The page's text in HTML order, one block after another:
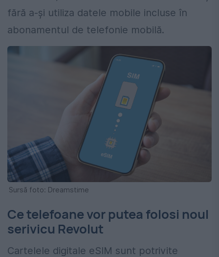
fără a-și utiliza datele mobile incluse în
abonamentul de telefonie mobilă.
Sursă foto: Dreamstime
Ce telefoane vor putea folosi noul
serivicu Revolut
Cartelele digitale eSIM sunt potrivite